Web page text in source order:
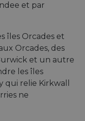
et par
îles Orcades et
Orcades, des
et un autre
les îles
relie Kirkwall
ne